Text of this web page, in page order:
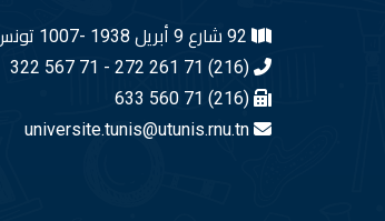
(216) 71 261 272 - 71 567 322
(216) 71 560 633
universite.tunis@utunis.rnu.tn